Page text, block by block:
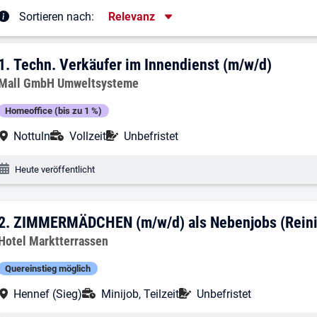
Sortieren nach: Sortierung
Relevanz
Ergebnis: Techn. Verkäufer im
Techn. Verkäufer im Innendienst (m/w/d)
GmbH Umweltsysteme
Homeoffice (bis zu 1 %)
Arbeitsort:
Nottuln Anstellungsart:
Vollzeit Befristung:
Unbefristet
Veröffentlichungsdatum:
Heute veröffentlicht
Ergebnis: ZIMMERMÄDCHEN (m/
ZIMMERMÄDCHEN (m/w/d) als Nebenjobs
Marktterrassen
Quereinstieg möglich
Arbeitsort:
Hennef (Sieg) Anstellungsart:
Minijob, Teilzeit Befristung:
Unbefristet